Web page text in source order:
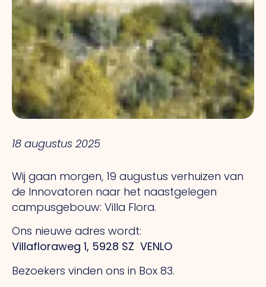
18 augustus 2025
Wij gaan morgen, 19 augustus verhuizen van
de Innovatoren naar het naastgelegen
campusgebouw: Villa Flora.
Ons nieuwe adres wordt:
Villafloraweg 1, 5928 SZ VENLO
Bezoekers vinden ons in Box 83.